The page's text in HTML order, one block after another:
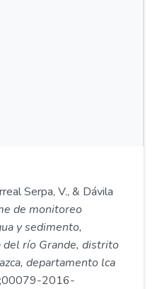
Serpa, V., & Dávila
de monitoreo
y sedimento,
del río Grande, distrito
departamento lca
2016-